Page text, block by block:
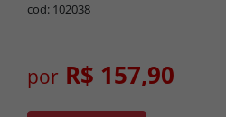
cod: 102038
por R$ 157,90